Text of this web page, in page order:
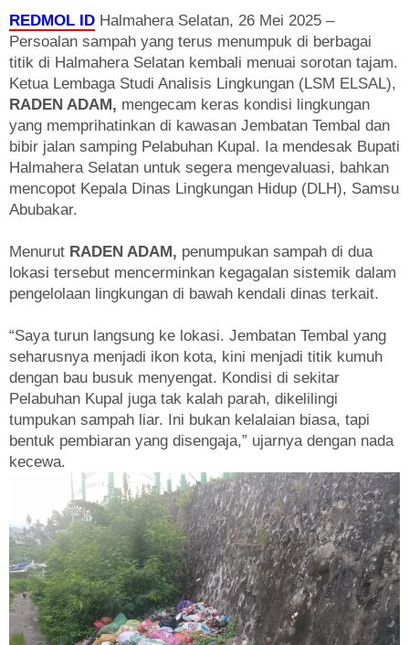
REDMOL ID Halmahera Selatan, 26 Mei 2025 –
Persoalan sampah yang terus menumpuk di berbagai
titik di Halmahera Selatan kembali menuai sorotan tajam.
Ketua Lembaga Studi Analisis Lingkungan (LSM ELSAL),
RADEN ADAM, mengecam keras kondisi lingkungan
yang memprihatinkan di kawasan Jembatan Tembal dan
bibir jalan samping Pelabuhan Kupal. Ia mendesak Bupati
Halmahera Selatan untuk segera mengevaluasi, bahkan
mencopot Kepala Dinas Lingkungan Hidup (DLH), Samsu
Abubakar.
Menurut RADEN ADAM, penumpukan sampah di dua
lokasi tersebut mencerminkan kegagalan sistemik dalam
pengelolaan lingkungan di bawah kendali dinas terkait.
“Saya turun langsung ke lokasi. Jembatan Tembal yang
seharusnya menjadi ikon kota, kini menjadi titik kumuh
dengan bau busuk menyengat. Kondisi di sekitar
Pelabuhan Kupal juga tak kalah parah, dikelilingi
tumpukan sampah liar. Ini bukan kelalaian biasa, tapi
bentuk pembiaran yang disengaja,” ujarnya dengan nada
kecewa.